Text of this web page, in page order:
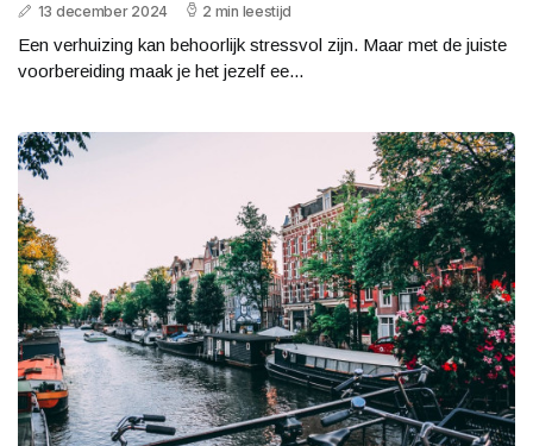
13 december 2024 2 min leestijd
Een verhuizing kan behoorlijk stressvol zijn. Maar met de juiste
voorbereiding maak je het jezelf ee...